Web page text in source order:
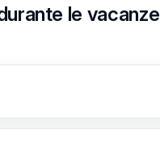
le vacanze
01/09/2027 a 31/07/